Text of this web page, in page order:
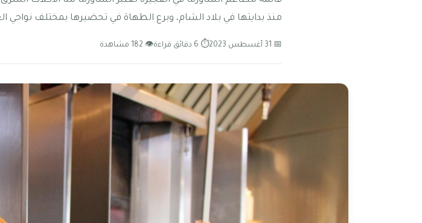
منذ بدايتها في بلاد الشام، وبرع الطهاة في تحضيرها بمختلف نواحي
📅 31 أغسطس 2023 ⏱ 6 دقائق قراءة 👁 182 مشاهدة